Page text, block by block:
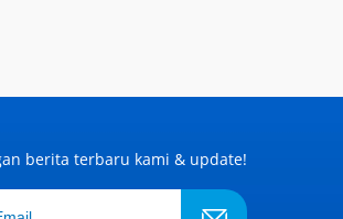
berita terbaru kami & update!